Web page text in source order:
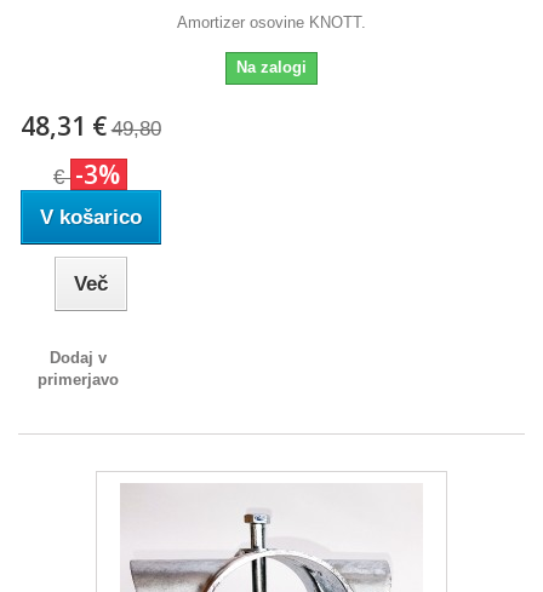
Amortizer osovine KNOTT.
Na zalogi
48,31 € 49,80
€ -3%
V košarico
Več
Dodaj v
primerjavo